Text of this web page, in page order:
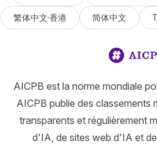
繁体中文·香港 简体中文
AICPB est la norme mondiale
AICPB publie des classements
transparents et régulièrement
d'IA, de sites web d'IA et